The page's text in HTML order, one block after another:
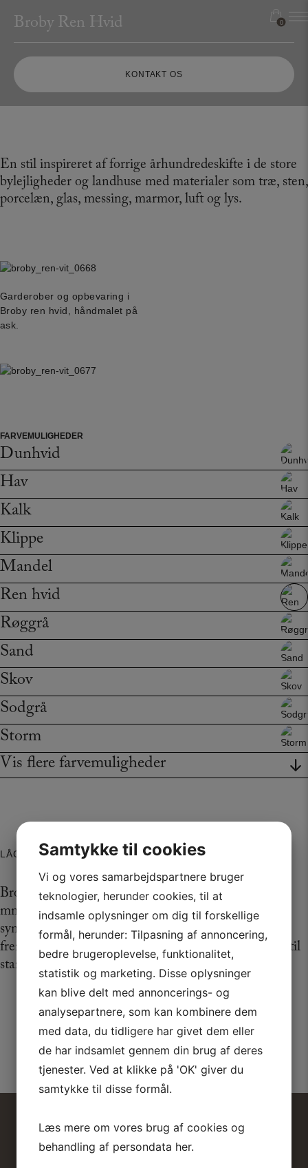
0
0
Broby Ren Hvid
KONTAKT OS
En stil inspireret af forrige århundredeskifte i de store
bylejligheder og landhuse med materialer som træ, sten,
porcelæn, glas, messing, marmor, luft og lys.
Garderober og opbevaring i
Broby ren hvid, håndmalet på
ask.
FARVEMULIGHEDER
Dunhvid
Hav
Kalk
Klippe
Mandel
Ren hvid
Røggrå
Sand
Skov
Sodgrå
Storm
Vis flere farvemuligheder
LÅGE MODEL
Broby er en traditionel og indenforliggende låge (22
mm), der er håndmalet på ask finér. Hængslerne er
synlige. Den indvendige hulkehl på rammen
fremhæver atmosfæren fra slutningen af 1800-tallet til
starten af 1900-tallet.
Samtykke til cookies
Vi og vores samarbejdspartnere bruger
teknologier, herunder cookies, til at
indsamle oplysninger om dig til forskellige
formål, herunder: Tilpasning af annoncering,
bedre brugeroplevelse, funktionalitet,
statistik og marketing. Disse oplysninger
kan blive delt med annoncerings- og
analysepartnere, som kan kombinere dem
med data, du tidligere har givet dem eller
de har indsamlet gennem din brug af deres
tjenester. Ved at klikke på 'OK' giver du
samtykke til disse formål.
Læs mere om vores brug af cookies og
behandling af persondata her.